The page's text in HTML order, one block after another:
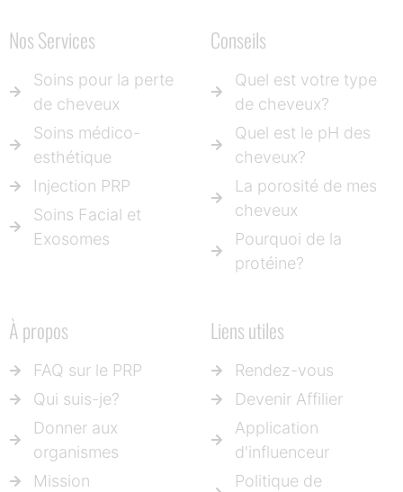
Nos Services
Soins pour la perte
de cheveux
Soins médico-
esthétique
Injection PRP
Soins Facial et
Exosomes
Conseils
Quel est votre type
de cheveux?
Quel est le pH des
cheveux?
La porosité de mes
cheveux
Pourquoi de la
protéine?
À propos
FAQ sur le PRP
Qui suis-je?
Donner aux
organismes
Mission
Liens utiles
Rendez-vous
Devenir Affilier
Application
d'influenceur
Politique de